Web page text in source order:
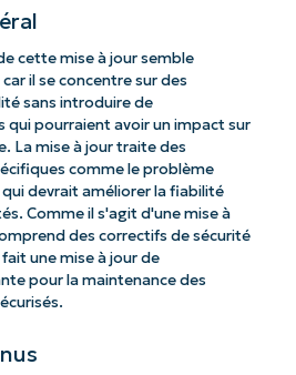
cette mise à jour semble
il se concentre sur des
sans introduire de
qui pourraient avoir un impact sur
La mise à jour traite des
comme le problème
devrait améliorer la fiabilité
Comme il s'agit d'une mise à
des correctifs de sécurité
une mise à jour de
pour la maintenance des